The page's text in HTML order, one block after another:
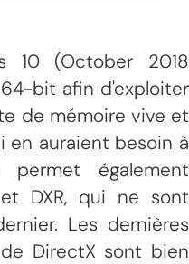
10 (October 2018
bit afin d'exploiter
de mémoire vive et
en auraient besoin à
également
DXR, qui ne sont
Les dernières
DirectX sont bien